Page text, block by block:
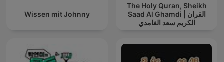
Wissen mit Johnny
The Holy Quran, Sheikh
Saad Al Ghamdi | القران
الكريم سعد الغامدي